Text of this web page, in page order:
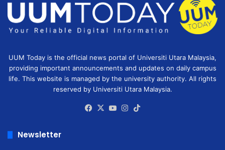
UUM Today is the official news portal of Universiti Utara Malaysia,
providing important announcements and updates on daily campus
life. This website is managed by the university authority. All rights
reserved by Universiti Utara Malaysia.
Facebook
X YouTubeInstagram
Newsletter